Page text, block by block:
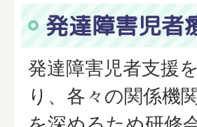
発達障害児者
発達障害児者支援
り、各々の関係機